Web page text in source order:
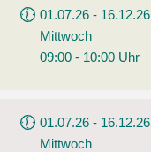
01.07.26 - 16.12.26
Mittwoch
09:00 - 10:00 Uhr
01.07.26 - 16.12.26
Mittwoch